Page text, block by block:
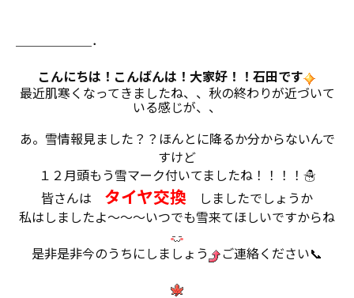
＿＿＿＿＿＿．
こんにちは！こんばんは！大家好！！石田です
最近肌寒くなってきましたね、、秋の終わりが近づいて
いる感じが、、
あ。雪情報見ました？？ほんとに降るか分からないんで
すけど
１２月頭もう雪マーク付いてましたね！！！！☃
皆さんは タイヤ交換 しましたでしょうか
私はしましたよ～～～いつでも雪来てほしいですからね
是非是非今のうちにしましょう
ご連絡ください📞